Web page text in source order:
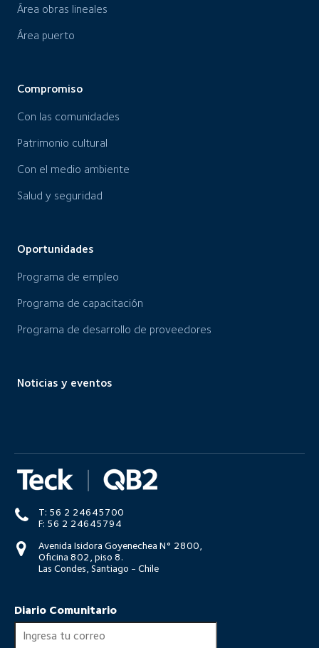
Área obras lineales
Área puerto
Compromiso
Con las comunidades
Patrimonio cultural
Con el medio ambiente
Salud y seguridad
Oportunidades
Programa de empleo
Programa de capacitación
Programa de desarrollo de proveedores
Noticias y eventos
T: 56 2 24645700
F: 56 2 24645794
Avenida Isidora Goyenechea N° 2800,
Oficina 802, piso 8.
Las Condes, Santiago - Chile
Diario Comunitario